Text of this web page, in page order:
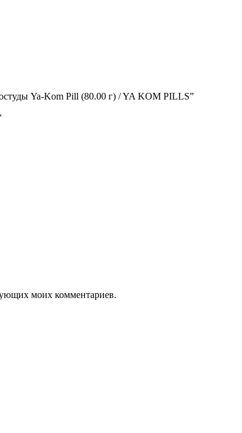
Ya-Kom Pill (80.00 г) / YA KOM PILLS”
моих комментариев.